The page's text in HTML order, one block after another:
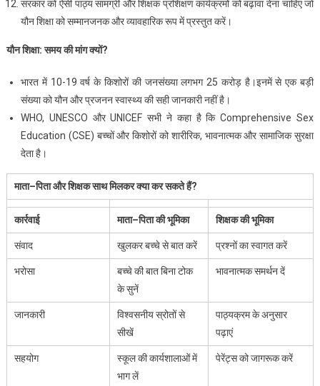
सरकार को ऐसी पाठ्य सामग्री और शिक्षक प्रशिक्षण कार्यक्रमों को बढ़ावा देना चाहिए जो
यौन शिक्षा को सम्मानजनक और व्यावहारिक रूप में प्रस्तुत करें।
यौनशिक्षा:समयकीमांगक्यों?
भारत में 10-19 वर्ष के किशोरों की जनसंख्या लगभग 25 करोड़ है।इनमें से एक बड़ी
संख्या को यौन और प्रजनन स्वास्थ्य की सही जानकारी नहीं है।
WHO, UNESCO और UNICEF सभी ने कहा है कि Comprehensive Sex
Education (CSE) बच्चों और किशोरों को शारीरिक, भावनात्मक और सामाजिक सुरक्षा
देता है।
माता–पिताऔरशिक्षकसाथमिलकरक्याकरसकतेहैं?
कार्रवाई माता–पिताकीभूमिका शिक्षककीभूमिका
संवाद खुलकर बच्चे से बात करें प्रश्नों का स्वागत करें
भरोसा
बच्चे की बात बिना टोक
के सुनें
भावनात्मक समर्थन दें
जानकारी
विश्वसनीय स्रोतों से
सीखें
पाठ्यक्रम के अनुसार
पढ़ाएं
सहयोग
स्कूल की कार्यशालाओं में
भाग लें
पेरेंट्स को जागरूक करें